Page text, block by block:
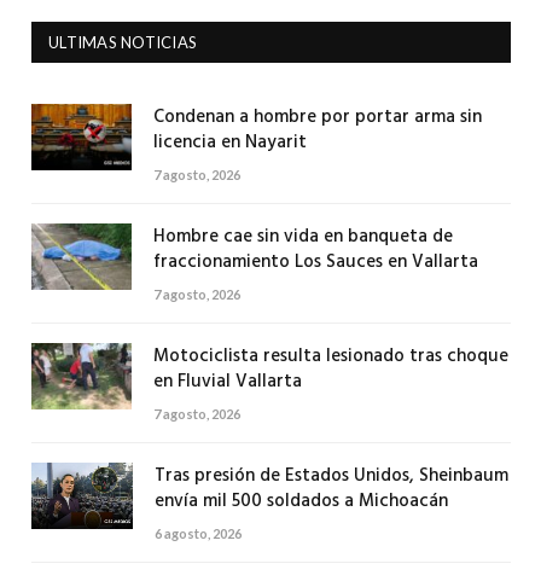
ULTIMAS NOTICIAS
Condenan a hombre por portar arma sin
licencia en Nayarit
7 agosto, 2026
Hombre cae sin vida en banqueta de
fraccionamiento Los Sauces en Vallarta
7 agosto, 2026
Motociclista resulta lesionado tras choque
en Fluvial Vallarta
7 agosto, 2026
Tras presión de Estados Unidos, Sheinbaum
envía mil 500 soldados a Michoacán
6 agosto, 2026